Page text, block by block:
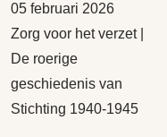
05 februari 2026
Zorg voor het verzet |
De roerige
geschiedenis van
Stichting 1940-1945